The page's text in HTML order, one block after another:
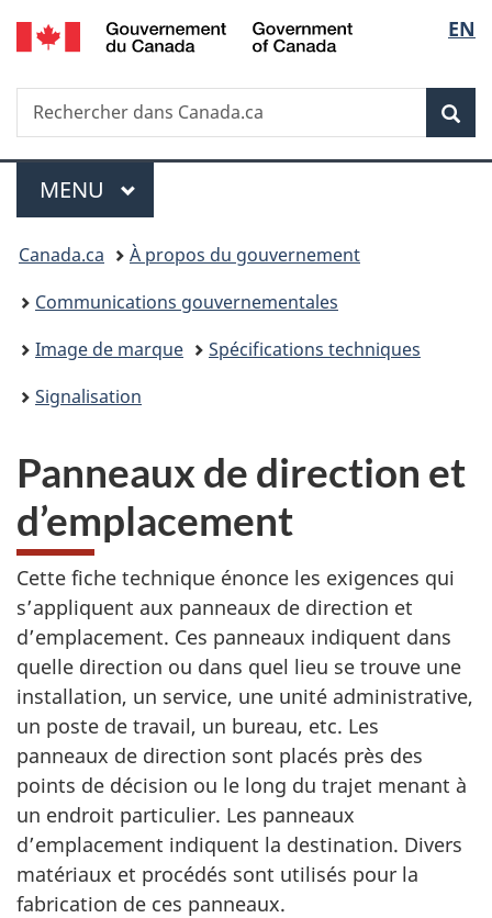
Passer
au
principal
Passer
à
Au
du
Passer
à
version
simplifiée
de
la
EN
Recherche
Rechercher
dans
Menu
MENU PRINCIPAL
Vous
êtes
ici :
Canada.ca
À propos du gouvernement
Communications gouvernementales
Image de marque
Spécifications techniques
Signalisation
Panneaux de direction et
d’emplacement
Cette fiche technique énonce les exigences qui
s’appliquent aux panneaux de direction et
d’emplacement. Ces panneaux indiquent dans
quelle direction ou dans quel lieu se trouve une
installation, un service, une unité administrative,
un poste de travail, un bureau, etc. Les
panneaux de direction sont placés près des
points de décision ou le long du trajet menant à
un endroit particulier. Les panneaux
d’emplacement indiquent la destination. Divers
matériaux et procédés sont utilisés pour la
fabrication de ces panneaux.